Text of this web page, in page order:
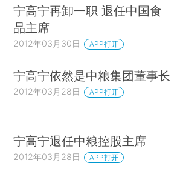
宁高宁再卸一职 退任中国食
品主席
2012年03月30日 APP打开
宁高宁依然是中粮集团董事长
2012年03月28日 APP打开
宁高宁退任中粮控股主席
2012年03月28日 APP打开